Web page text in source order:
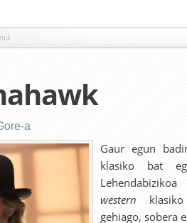
a
Gaur egun
klasiko bat
western
gehiago, sobera